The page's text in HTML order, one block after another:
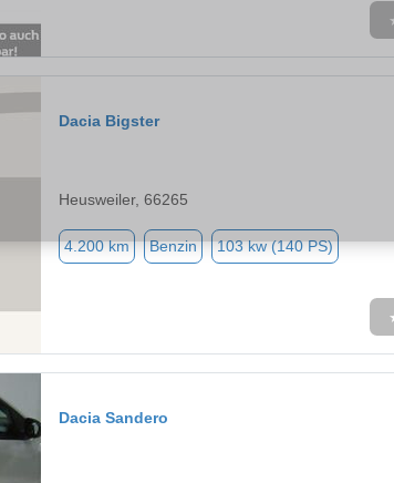
Dacia Bigster
Heusweiler, 66265
4.200 km Benzin 103 kw (140 PS)
Dacia Sandero